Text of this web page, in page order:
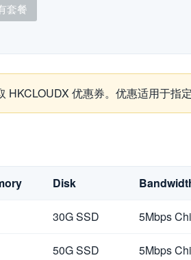
套餐
优惠券。优惠适用于指
Disk
30G SSD 5Mbps
50G SSD 5Mbps